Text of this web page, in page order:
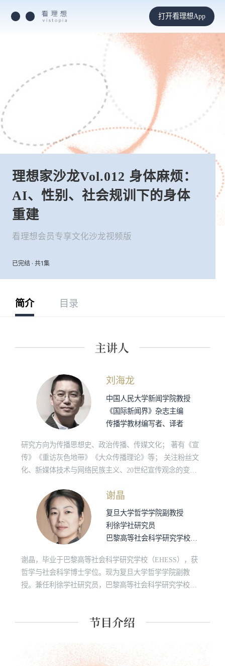
打开看理想App
理想家沙龙Vol.012 身体麻烦：
AI、性别、社会规训下的身体
重建
看理想会员专享文化沙龙视频版
已完结 · 共1集
简介 目录
刘海龙
中国人民大学新闻学院教授
《国际新闻界》杂志主编
传播学教材编写者、译者
研究方向为传播思想史、政治传播、传媒⽂化； 著有《宣
传》《重访灰色地带》《大众传播理论》等； 关注粉丝文
化、新媒体技术与⽹络⺠族主义、20世纪宣传观念的变迁
谢晶
复旦大学哲学学院副教授
利徐学社研究员
谢晶，毕业于巴黎高等社会科学研究学校（EHESS），获
哲学与社会科学博士学位。现为复旦大学哲学学院副教
授。兼任利徐学社研究员，巴黎高等社会科学研究学校合
著有：《从涂尔干到莫斯——法国社会学派的总体主义哲
的《莫斯引论》。光启书局“差异与共生”丛书主编之一。